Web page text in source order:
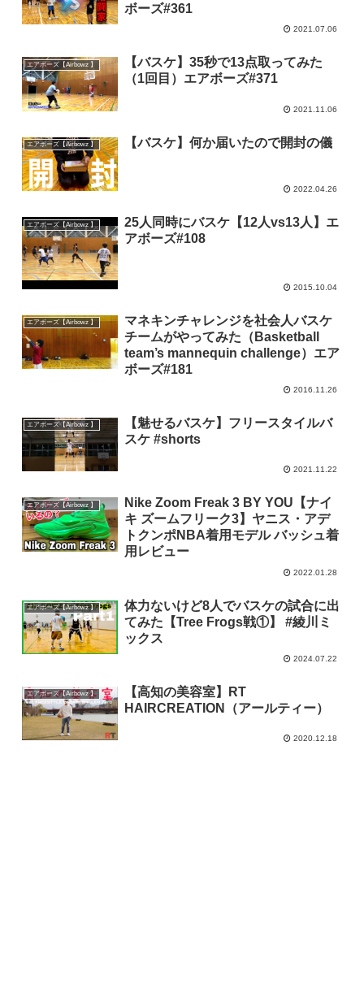
ボーズ#361
2021.07.06
エアボーズ【Airbowz 】
【バスケ】35秒で13点取ってみた
（1回目）エアボーズ#371
2021.11.06
エアボーズ【Airbowz 】 【バスケ】何か届いたので開封の儀
2022.04.26
エアボーズ【Airbowz 】
25人同時にバスケ【12人vs13人】エ
アボーズ#108
2015.10.04
エアボーズ【Airbowz 】
マネキンチャレンジを社会人バスケ
チームがやってみた（Basketball
team’s mannequin challenge）エア
ボーズ#181
2016.11.26
エアボーズ【Airbowz 】
【魅せるバスケ】フリースタイルバ
スケ #shorts
2021.11.22
エアボーズ【Airbowz 】
Nike Zoom Freak 3 BY YOU【ナイ
キ ズームフリーク3】ヤニス・アデ
トクンポNBA着用モデル バッシュ着
用レビュー
2022.01.28
エアボーズ【Airbowz 】
体力ないけど8人でバスケの試合に出
てみた【Tree Frogs戦①】 #綾川ミ
ックス
2024.07.22
エアボーズ【Airbowz 】
【高知の美容室】RT
HAIRCREATION（アールティー）
2020.12.18